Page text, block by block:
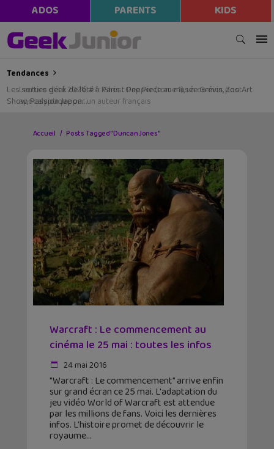
ADOS PARENTS KIDS
Tendances
Les sorties geek de l’été à Paris : One Piece au musée Grévin, Zoo Art
Show, Passion Japon…
Accueil Posts Tagged "Duncan Jones"
Warcraft : Le commencement au
cinéma le 25 mai : toutes les infos
24 mai 2016
"Warcraft : Le commencement" arrive enfin
sur grand écran ce 25 mai. L'adaptation du
jeu vidéo World of Warcraft est attendue
par les millions de fans. Voici les dernières
infos. L'histoire promet de découvrir le
royaume